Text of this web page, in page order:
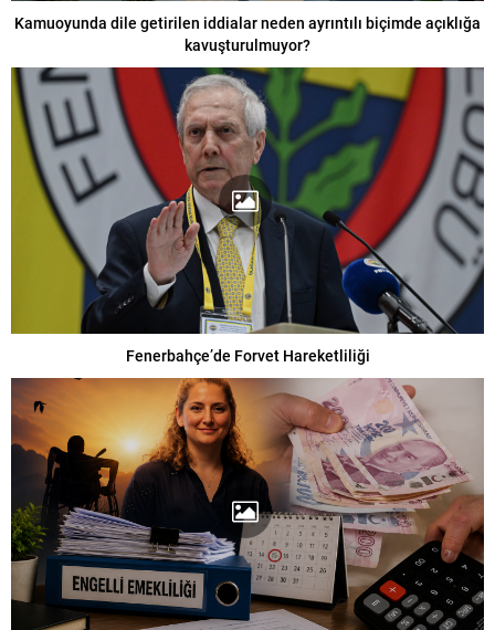
Kamuoyunda dile getirilen iddialar neden ayrıntılı biçimde açıklığa
kavuşturulmuyor?
Fenerbahçe’de Forvet Hareketliliği